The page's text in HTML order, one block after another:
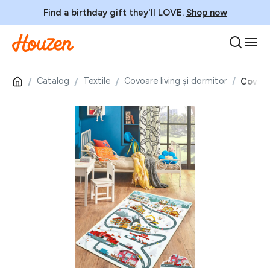
Find a birthday gift they'll LOVE. Shop now
Catalog Textile Covoare living și dormitor